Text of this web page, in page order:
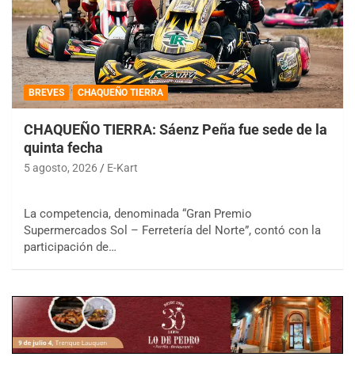
BREVES CHAQUEÑO TIERRA
CHAQUEÑO TIERRA: Sáenz Peña fue sede de la
quinta fecha
5 agosto, 2026 E-Kart
La competencia, denominada “Gran Premio
Supermercados Sol – Ferretería del Norte”, contó con la
participación de…